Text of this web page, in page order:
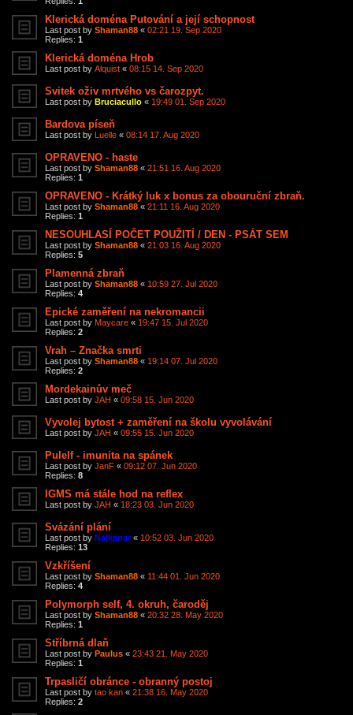
Klerická doména Putování a její schopnost
Last post by Shaman88 « 02:21 19. Sep 2020
Replies: 1
Klerická doména Hrob
Last post by Alquist « 08:15 14. Sep 2020
Svitek oživ mrtvého vs čarozpyt.
Last post by Bruciacullo « 19:49 01. Sep 2020
Bardova píseň
Last post by Luelle « 08:14 17. Aug 2020
OPRAVENO - haste
Last post by Shaman88 « 21:51 16. Aug 2020
Replies: 1
OPRAVENO - Krátký luk x bonus za obouruční zbraň.
Last post by Shaman88 « 21:11 16. Aug 2020
Replies: 1
NESOUHLASÍ POČET POUŽITÍ / DEN - PSÁT SEM
Last post by Shaman88 « 21:03 16. Aug 2020
Replies: 5
Plamenná zbraň
Last post by Shaman88 « 10:59 27. Jul 2020
Replies: 4
Epické zaměření na nekromancii
Last post by Maycare « 19:47 15. Jul 2020
Replies: 2
Vrah – Značka smrti
Last post by Shaman88 « 19:14 07. Jul 2020
Replies: 2
Mordekainův meč
Last post by JAH « 09:58 15. Jun 2020
Vyvolej bytost + zaměření na školu vyvolávání
Last post by JAH « 09:55 15. Jun 2020
Pulelf - imunita na spánek
Last post by JanF « 09:12 07. Jun 2020
Replies: 8
IGMS má stále hod na reflex
Last post by JAH « 18:23 03. Jun 2020
Svázání plání
Last post by Nalkanar« 10:52 03. Jun 2020
Replies: 13
Vzkříšení
Last post by Shaman88 « 11:44 01. Jun 2020
Replies: 4
Polymorph self, 4. okruh, čaroděj
Last post by Shaman88 « 20:32 28. May 2020
Replies: 1
Stříbrná dlaň
Last post by Paulus « 23:43 21. May 2020
Replies: 1
Trpasličí obránce - obranný postoj
Last post by tao kan « 21:38 16. May 2020
Replies: 2